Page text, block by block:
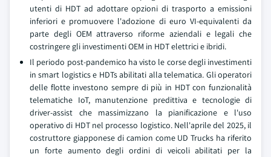
utenti di HDT ad adottare opzioni di trasporto a emissioni
inferiori e promuovere l'adozione di euro VI-equivalenti da
parte degli OEM attraverso riforme aziendali e legali che
costringere gli investimenti OEM in HDT elettrici e ibridi.
Il periodo post-pandemico ha visto le corse degli investimenti
in smart logistics e HDTs abilitati alla telematica. Gli operatori
delle flotte investono sempre di più in HDT con funzionalità
telematiche IoT, manutenzione predittiva e tecnologie di
driver-assist che massimizzano la pianificazione e l'uso
operativo di HDT nel processo logistico. Nell'aprile del 2025, il
costruttore giapponese di camion come UD Trucks ha riferito
un forte aumento degli ordini di veicoli abilitati per la